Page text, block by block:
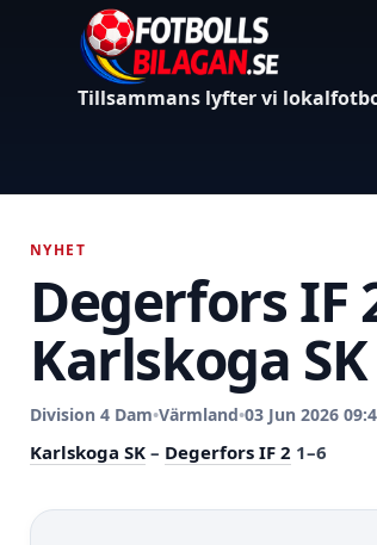
Tillsammans lyfter vi
NYHET
Degerfors
Karlskoga SK
Division 4 Dam•Värmland•03 Jun 2026
Karlskoga SK – Degerfors IF 2 1–6